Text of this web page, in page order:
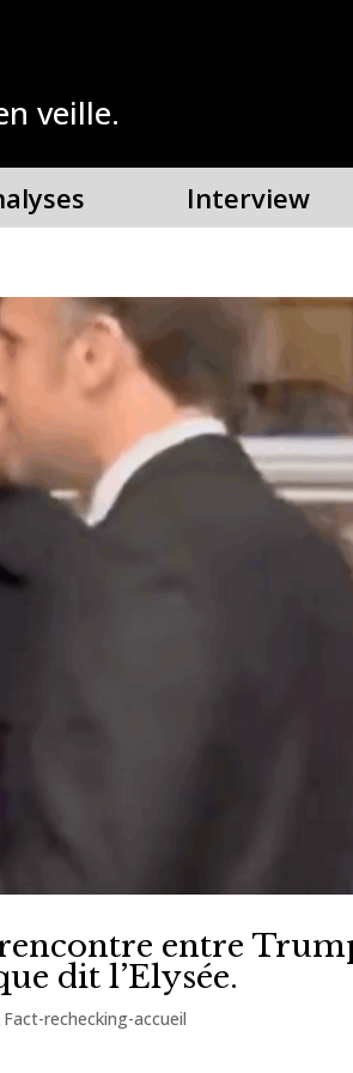
veille.
Interview
entre
dit l’Elysée.
Fact-rechecking-accueil